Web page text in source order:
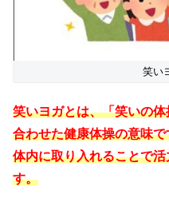
笑い
笑いヨガとは、「笑いの
合わせた健康体操の意味で
体内に取り入れることで
す。